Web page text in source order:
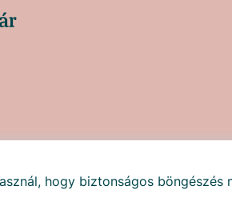
hogy biztonságos böngészés